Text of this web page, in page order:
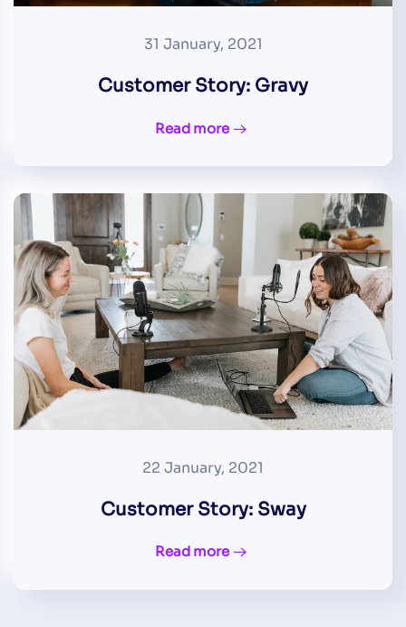
31 January, 2021
Customer Story: Gravy
Read more
22 January, 2021
Customer Story: Sway
Read more